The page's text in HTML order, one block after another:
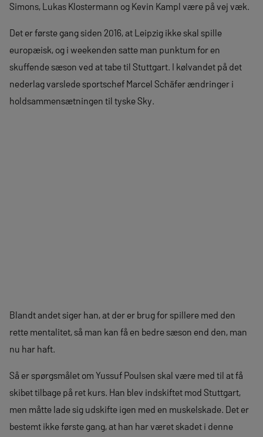
Simons, Lukas Klostermann og Kevin Kampl være på vej væk.
Det er første gang siden 2016, at Leipzig ikke skal spille
europæisk, og i weekenden satte man punktum for en
skuffende sæson ved at tabe til Stuttgart. I kølvandet på det
nederlag varslede sportschef Marcel Schäfer ændringer i
holdsammensætningen til tyske Sky.
Blandt andet siger han, at der er brug for spillere med den
rette mentalitet, så man kan få en bedre sæson end den, man
nu har haft.
Så er spørgsmålet om Yussuf Poulsen skal være med til at få
skibet tilbage på ret kurs. Han blev indskiftet mod Stuttgart,
men måtte lade sig udskifte igen med en muskelskade. Det er
bestemt ikke første gang, at han har været skadet i denne